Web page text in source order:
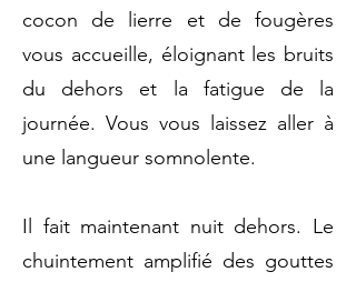
cocon de lierre et de fougères
vous accueille, éloignant les bruits
du dehors et la fatigue de la
journée. Vous vous laissez aller à
une langueur somnolente.
Il fait maintenant nuit dehors. Le
chuintement amplifié des gouttes